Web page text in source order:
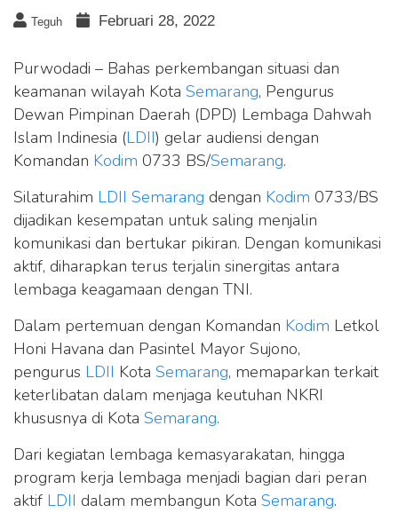
Teguh Februari 28, 2022
Purwodadi – Bahas perkembangan situasi dan
keamanan wilayah Kota Semarang, Pengurus
Dewan Pimpinan Daerah (DPD) Lembaga Dahwah
Islam Indinesia (LDII) gelar audiensi dengan
Komandan Kodim 0733 BS/Semarang.
Silaturahim LDII Semarang dengan Kodim 0733/BS
dijadikan kesempatan untuk saling menjalin
komunikasi dan bertukar pikiran. Dengan komunikasi
aktif, diharapkan terus terjalin sinergitas antara
lembaga keagamaan dengan TNI.
Dalam pertemuan dengan Komandan Kodim Letkol
Honi Havana dan Pasintel Mayor Sujono,
pengurus LDII Kota Semarang, memaparkan terkait
keterlibatan dalam menjaga keutuhan NKRI
khususnya di Kota Semarang.
Dari kegiatan lembaga kemasyarakatan, hingga
program kerja lembaga menjadi bagian dari peran
aktif LDII dalam membangun Kota Semarang.